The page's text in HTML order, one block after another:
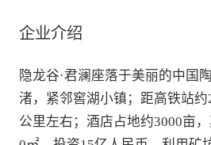
企业介绍
隐龙谷·君澜座落于美丽的中
渚，紧邻窖湖小镇；距高铁站
公里左右；酒店占地约3000亩